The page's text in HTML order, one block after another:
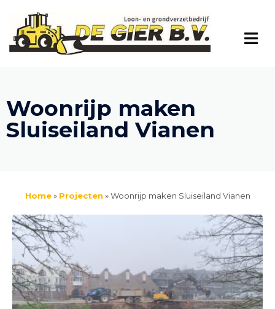
Woonrijp maken
Sluiseiland Vianen
Home » Projecten »Woonrijp maken Sluiseiland Vianen